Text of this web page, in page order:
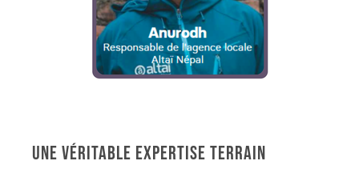
UNE VÉRITABLE EXPERTISE TERRAIN